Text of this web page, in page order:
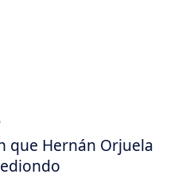
que Hernán Orjuela